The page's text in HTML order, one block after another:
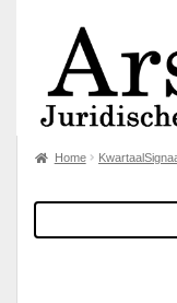
Home